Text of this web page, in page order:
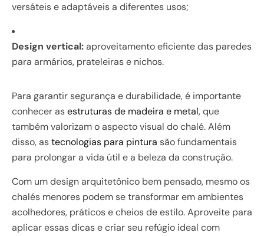
versáteis e adaptáveis a diferentes usos;
Design vertical:aproveitamento eficiente das paredes
para armários, prateleiras e nichos.
Para garantir segurança e durabilidade, é importante
conhecer asestruturas de madeira e metal, que
também valorizam o aspecto visual do chalé. Além
disso, astecnologias para pintura são fundamentais
para prolongar a vida útil e a beleza da construção.
Com um design arquitetônico bem pensado, mesmo os
chalés menores podem se transformar em ambientes
acolhedores, práticos e cheios de estilo. Aproveite para
aplicar essas dicas e criar seu refúgio ideal com